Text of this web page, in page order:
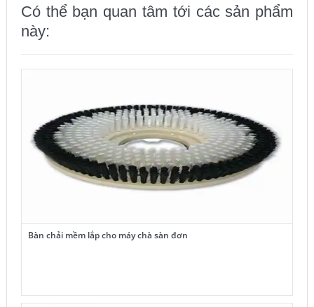
Có thể bạn quan tâm tới các sản phẩm
này:
Bàn chải mềm lắp cho máy chà sàn đơn